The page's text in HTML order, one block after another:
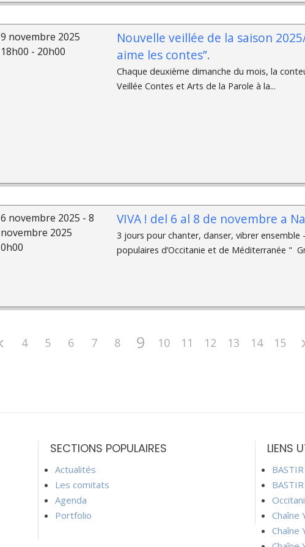
9 novembre 2025
18h00 - 20h00
Nouvelle veillée de la saison
aime les contes”.
Chaque deuxième dimanche du mois, la
Veillée Contes et Arts de la Parole à la...
6 novembre 2025 - 8
novembre 2025
0h00
VIVA ! del 6 al 8 de novembre a
3 jours pour chanter, danser, vibrer
populaires d’Occitanie et de Méditerranée "
4 5 6 7 8 9 10 11 12 13 14 15
SECTIONS POPULAIRES
Actualités
Les comitats
Agenda
Portfolio
LIENS
Chaîne
Chaîne